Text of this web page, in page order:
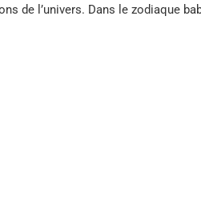
de l’univers. Dans le zodiaque